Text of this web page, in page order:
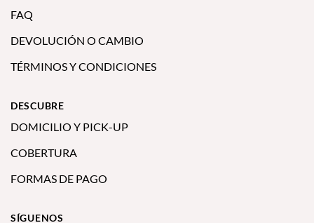
FAQ
DEVOLUCIÓN O CAMBIO
TÉRMINOS Y CONDICIONES
DESCUBRE
DOMICILIO Y PICK-UP
COBERTURA
FORMAS DE PAGO
SÍGUENOS